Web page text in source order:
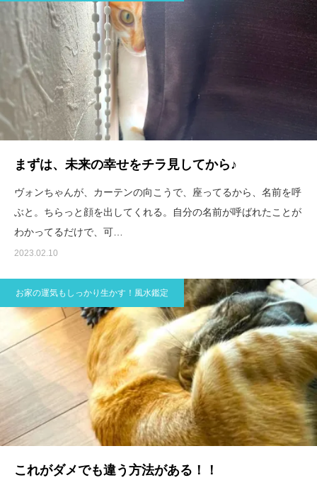
まずは、未来の幸せをチラ見してから♪
ヴォンちゃんが、カーテンの向こうで、座ってるから、名前を呼
ぶと。ちらっと顔を出してくれる。自分の名前が呼ばれたことが
わかってるだけで、可…
2023.02.10
お家の運気もしっかり生かす！風水鑑定
これがダメでも違う方法がある！！